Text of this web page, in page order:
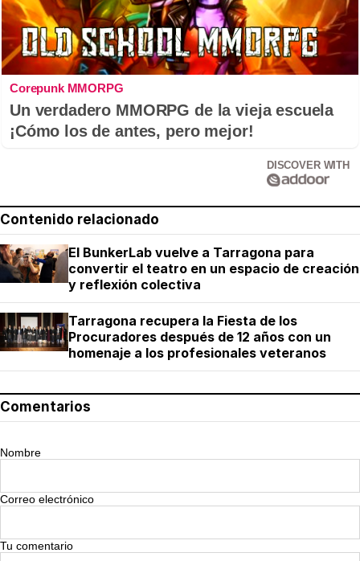
Corepunk MMORPG
Un verdadero MMORPG de la vieja escuela
¡Cómo los de antes, pero mejor!
DISCOVER WITH
Contenido relacionado
El BunkerLab vuelve a Tarragona para
convertir el teatro en un espacio de creación
y reflexión colectiva
Tarragona recupera la Fiesta de los
Procuradores después de 12 años con un
homenaje a los profesionales veteranos
Comentarios
Nombre
Correo electrónico
Tu comentario